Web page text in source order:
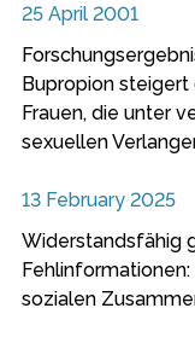
25 April 2001
Bupropion steigert
Frauen, die unter
sexuellen
13 February 2025
Widerstandsfähig
sozialen